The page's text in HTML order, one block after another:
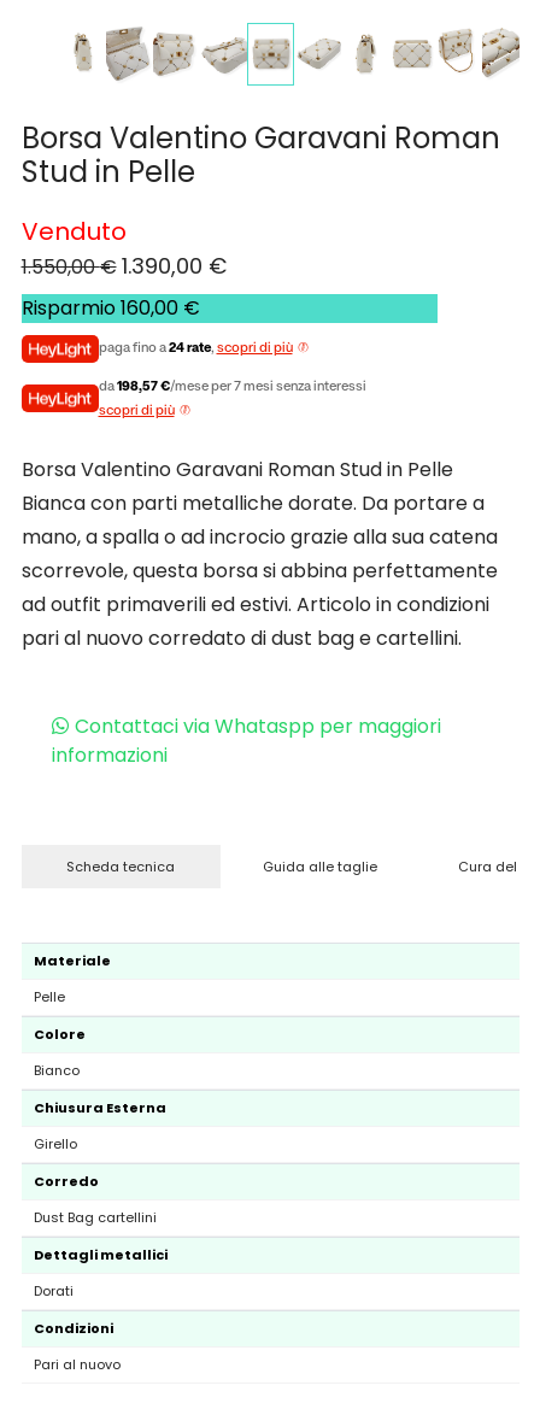
Borsa Valentino Garavani Roman
Stud in Pelle
1.550,00€1.390,00 €
Risparmio160,00 €
paga fino a24 rate, scopri di più
da198,57 €/mese per 7 mesi senza interessi
scopri di più
Venduto
Borsa Valentino Garavani Roman Stud in Pelle
Bianca con parti metalliche dorate. Da portare a
mano, a spalla o ad incrocio grazie alla sua catena
scorrevole, questa borsa si abbina perfettamente
ad outfit primaverili ed estivi. Articolo in condizioni
pari al nuovo corredato di dust bag e cartellini.
Contattaci via Whataspp per maggiori
informazioni
Scheda tecnica Guida alle taglie Cura del
Materiale
Pelle
Colore
Bianco
Chiusura Esterna
Girello
Corredo
Dust Bag cartellini
Dettagli metallici
Dorati
Condizioni
Pari al nuovo